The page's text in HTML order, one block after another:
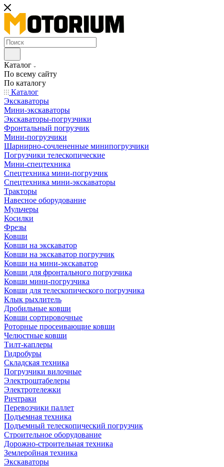
Каталог
По всему сайту
По каталогу
Каталог
Экскаваторы
Мини-экскаваторы
Экскаваторы-погрузчики
Фронтальный погрузчик
Мини-погрузчики
Шарнирно-сочлененные минипогрузчики
Погрузчики телескопические
Мини-спецтехника
Спецтехника мини-погрузчик
Спецтехника мини-экскаваторы
Тракторы
Навесное оборудование
Мульчеры
Косилки
Фрезы
Ковши
Ковши на экскаватор
Ковши на экскаватор погрузчик
Ковши на мини-экскаватор
Ковши для фронтального погрузчика
Ковши мини-погрузчика
Ковши для телескопического погрузчика
Клык рыхлитель
Дробильные ковши
Ковши сортировочные
Роторные просеивающие ковши
Челюстные ковши
Тилт-каплеры
Гидробуры
Складская техника
Погрузчики вилочные
Электроштабелеры
Электротележки
Ричтраки
Перевозчики паллет
Подъемная техника
Подъемный телескопический погрузчик
Строительное оборудование
Дорожно-строительная техника
Землеройная техника
Экскаваторы